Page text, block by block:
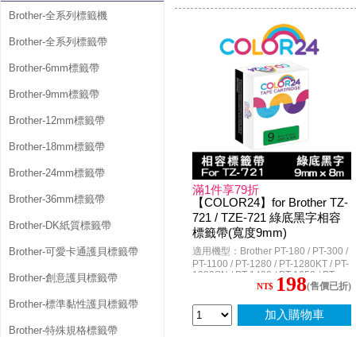
Brother-全系列標籤機
Brother-全系列標籤帶
Brother-6mm標籤帶
Brother-9mm標籤帶
Brother-12mm標籤帶
Brother-18mm標籤帶
Brother-24mm標籤帶
Brother-36mm標籤帶
Brother-DK紙質標籤帶
Brother-可愛卡通護貝標籤帶
Brother-創意護貝標籤帶
Brother-標準黏性護貝標籤帶
Brother-特殊規格標籤帶
D200KT / PT-D200LB / PT-D200DR /
PT-D600HK / PT-E800T / PT-E200 /
PT-E100VP / PT-E110VP / PT-
E200VP / PT-E300 / PT-E300VP / PT-
E300VPHK / PT-E550W / PT-
E550WVP / PT-E550WVPHK / PT-
E850TKW / PT-H110 / PT-P300BT /
PT-P700 / PT-P750W / PT-P900W /
PT-P950NW
滿1件享79折
【COLOR24】for Brother TZ-
721 / TZE-721 綠底黑字相容
標籤帶(寬度9mm)
適用機型：Brother PT-180 / PT-300 /
PT-1100 / PT-1280 / PT-1280KT / PT-
1280SN / PT-1400 / PT-1650 / PT-
1950 / PT-2100VP / PT-2420PC / PT-
2730 / PT-3600 / PT-7600 / PT-
9500PC / PT-9600 / PT-9700PC / PT-
NT$ 198(售價已折)
加入購物車